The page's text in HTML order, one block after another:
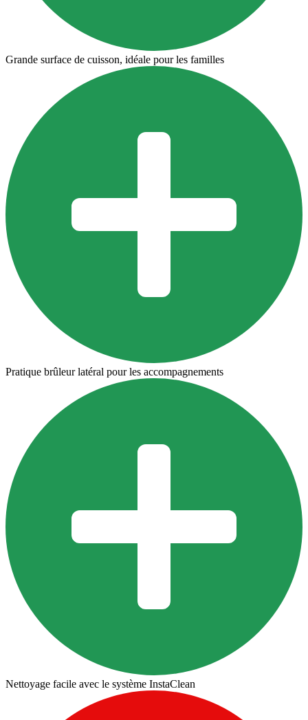
Grande surface de cuisson, idéale pour les familles
Pratique brûleur latéral pour les accompagnements
Nettoyage facile avec le système InstaClean